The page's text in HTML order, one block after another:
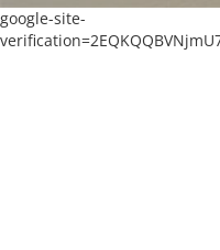
google-site-